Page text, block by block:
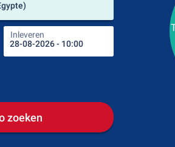
Inleveren Plaats voor
zoeken